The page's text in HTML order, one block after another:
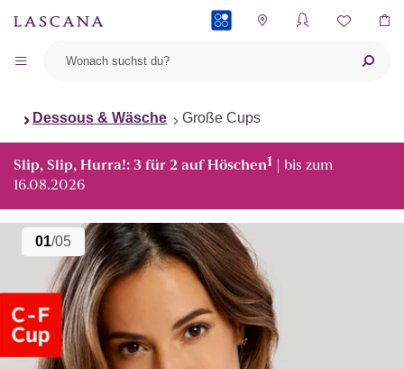
Dessous & Wäsche Große Cups
Slip, Slip, Hurra!: 3 für 2 auf Höschen1 | bis zum
16.08.2026
01/05